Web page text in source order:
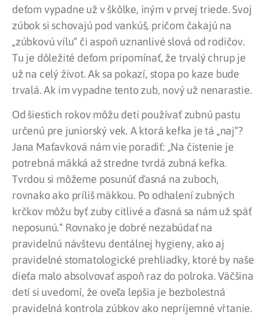
deťom vypadne už v škôlke, iným v prvej triede. Svoj
zúbok si schovajú pod vankúš, pričom čakajú na
„zúbkovú vílu“ či aspoň uznanlivé slová od rodičov.
Tu je dôležité deťom pripomínať, že trvalý chrup je
už na celý život. Ak sa pokazí, stopa po kaze bude
trvalá. Ak im vypadne tento zub, nový už nenarastie.
Od šiestich rokov môžu deti používať zubnú pastu
určenú pre juniorský vek. A ktorá kefka je tá „naj“?
Jana Maťavková nám vie poradiť: „Na čistenie je
potrebná mäkká až stredne tvrdá zubná kefka.
Tvrdou si môžeme posunúť ďasná na zuboch,
rovnako ako príliš mäkkou. Po odhalení zubných
krčkov môžu byť zuby citlivé a ďasná sa nám už späť
neposunú.“ Rovnako je dobré nezabúdať na
pravidelnú návštevu dentálnej hygieny, ako aj
pravidelné stomatologické prehliadky, ktoré by naše
dieťa malo absolvovať aspoň raz do polroka. Väčšina
detí si uvedomí, že oveľa lepšia je bezbolestná
pravidelná kontrola zúbkov ako nepríjemné vŕtanie.